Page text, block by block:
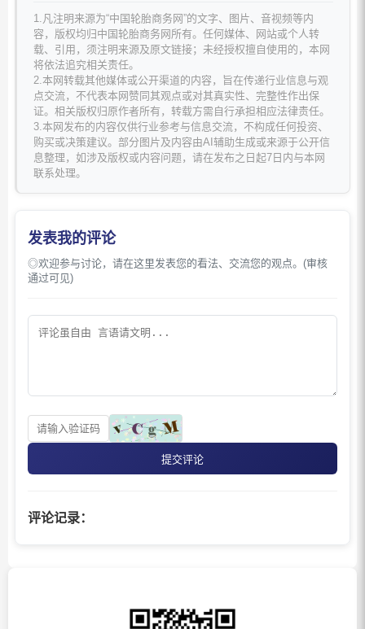
1.凡注明来源为“中国轮胎商务网”的文字、图片、音视频等内
容，版权均归中国轮胎商务网所有。任何媒体、网站或个人转
载、引用，须注明来源及原文链接；未经授权擅自使用的，本网
将依法追究相关责任。
2.本网转载其他媒体或公开渠道的内容，旨在传递行业信息与观
点交流，不代表本网赞同其观点或对其真实性、完整性作出保
证。相关版权归原作者所有，转载方需自行承担相应法律责任。
3.本网发布的内容仅供行业参考与信息交流，不构成任何投资、
购买或决策建议。部分图片及内容由AI辅助生成或来源于公开信
息整理，如涉及版权或内容问题，请在发布之日起7日内与本网
联系处理。
发表我的评论
◎欢迎参与讨论，请在这里发表您的看法、交流您的观点。(审核
通过可见)
提交评论
评论记录：